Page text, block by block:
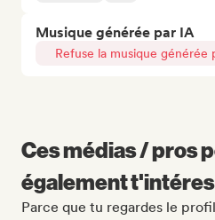
Musique générée par IA
Refuse la musique générée
Ces médias / pros
également
Parce que tu regardes le